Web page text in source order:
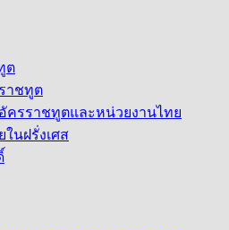
ต
าชทูต
ครราชทูตและหน่วยงานไทย
นฝรั่งเศส